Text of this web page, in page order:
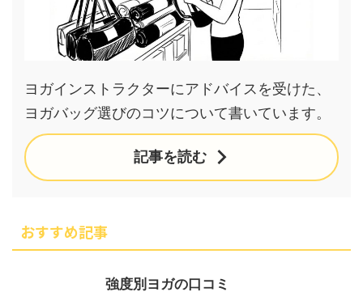
ヨガインストラクターにアドバイスを受けた、
ヨガバッグ選びのコツについて書いています。
記事を読む
おすすめ記事
強度別ヨガの口コミ